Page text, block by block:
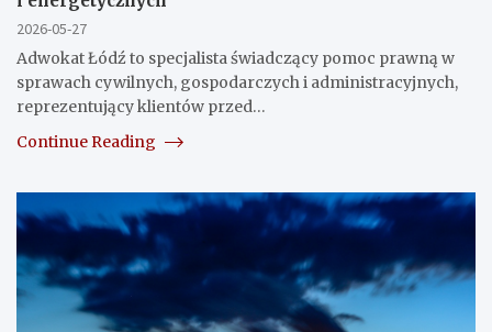
2026-05-27
Adwokat Łódź to specjalista świadczący pomoc prawną w
sprawach cywilnych, gospodarczych i administracyjnych,
reprezentujący klientów przed…
Continue Reading